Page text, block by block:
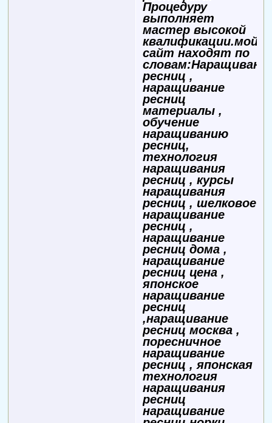
Процедуру
выполняет
мастер высокой
квалификации.мой
сайт находят по
ресниц ,
наращивание
ресниц
материалы ,
обучение
наращиванию
ресниц,
технология
наращивания
ресниц , курсы
наращивания
ресниц , шелковое
наращивание
ресниц ,
наращивание
ресниц дома ,
наращивание
ресниц цена ,
японское
наращивание
ресниц
,наращивание
ресниц москва ,
поресничное
наращивание
ресниц , японская
технология
наращивания
ресниц
наращивание